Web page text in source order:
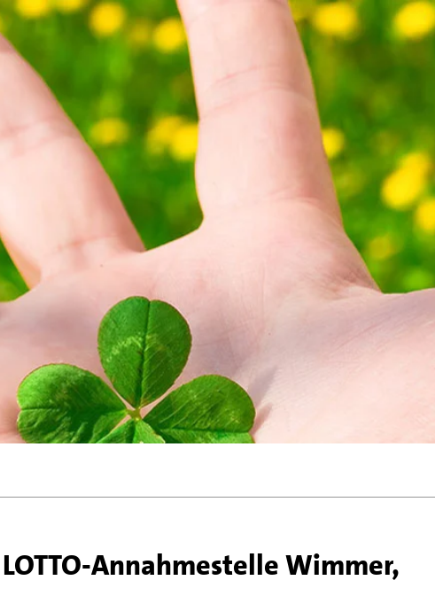
Annahmestelle Wimmer,